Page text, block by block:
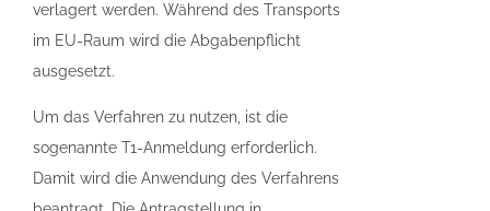
verlagert werden. Während des Transports
im EU-Raum wird die Abgabenpflicht
ausgesetzt.
Um das Verfahren zu nutzen, ist die
sogenannte T1-Anmeldung erforderlich.
Damit wird die Anwendung des Verfahrens